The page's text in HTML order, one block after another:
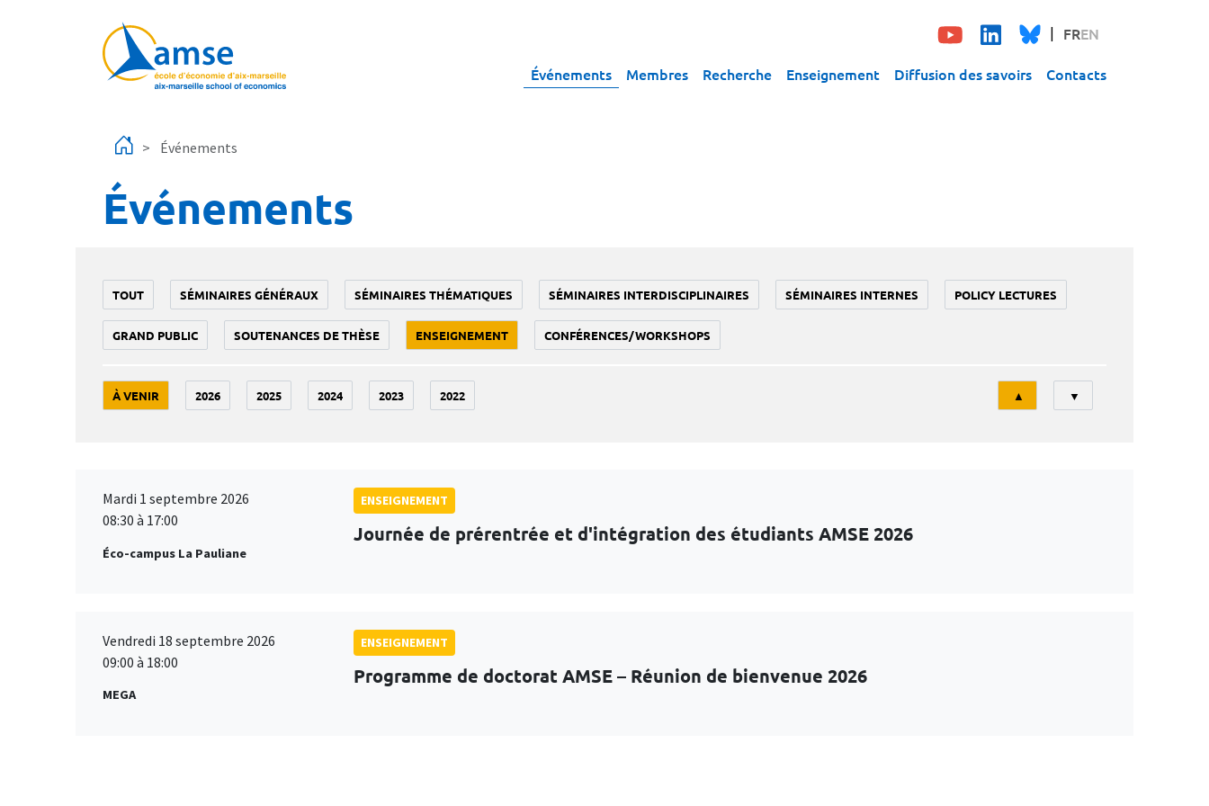
FREN
Événements Membres Recherche Enseignement Diffusion des savoirs Contacts
Événements
Événements
TOUT SÉMINAIRES GÉNÉRAUX SÉMINAIRES THÉMATIQUES SÉMINAIRES INTERDISCIPLINAIRES SÉMINAIRES INTERNES POLICY LECTURES
GRAND PUBLIC SOUTENANCES DE THÈSE ENSEIGNEMENT CONFÉRENCES/WORKSHOPS
À VENIR 2026 2025 2024 2023 2022
Tri
▲ ▼
Mardi 1 septembre 2026
08:30 à 17:00
Éco-campus La Pauliane
ENSEIGNEMENT
Journée de prérentrée et d'intégration des étudiants AMSE 2026
Vendredi 18 septembre 2026
09:00 à 18:00
MEGA
ENSEIGNEMENT
Programme de doctorat AMSE – Réunion de bienvenue 2026